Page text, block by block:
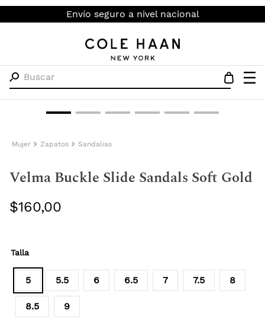
Envío seguro a nivel nacional
Buscar
Mujer Zapatos Sandalias
Velma Buckle Slide Sandals Soft Gold
$160,00
Talla
5 5.5 6 6.5 7 7.5 8
8.5 9